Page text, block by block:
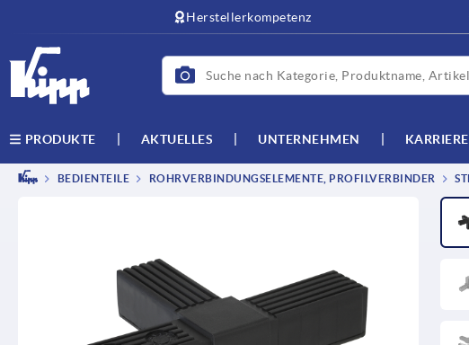
Herstellerkompetenz
PRODUKTE AKTUELLES UNTERNEHMEN KARRIERE
BEDIENTEILE ROHRVERBINDUNGSELEMENTE, PROFILVERBINDER